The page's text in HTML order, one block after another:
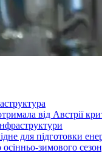
від Австрії
для підготовки
зимового